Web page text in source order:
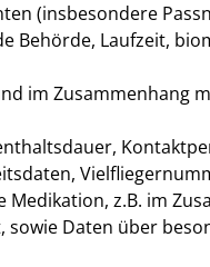
(insbesondere
Behörde, Laufzeit,
im Zusammenhang
Medikation, z.B. im
sowie Daten über